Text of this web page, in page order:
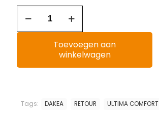
Toevoegen aan
winkelwagen
Tags: DAKEA RETOUR ULTIMA COMFORT